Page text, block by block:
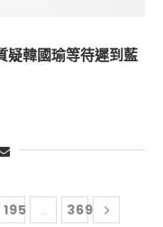
韓國瑜等待遲到藍
195 ... 369